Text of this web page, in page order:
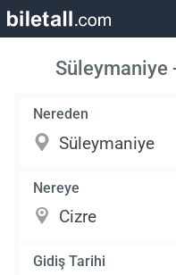
Süleymaniye
Nereden
Nereye
Gidiş Tarihi